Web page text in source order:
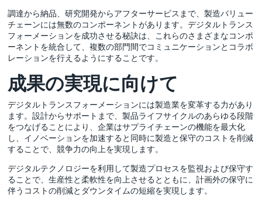
調達から納品、研究開発からアフターサービスまで、製造バリュー
チェーンには無数のコンポーネントがあります。デジタルトランス
フォーメーションを成功させる秘訣は、これらのさまざまなコンポ
ーネントを統合して、複数の部門間でコミュニケーションとコラボ
レーションを行えるようにすることです。
成果の実現に向けて
デジタルトランスフォーメーションには製造業を変革する力があり
ます。設計からサポートまで、製品ライフサイクルのあらゆる段階
をつなげることにより、企業はサプライチェーンの機能を最大化
し、イノベーションを加速すると同時に製造と保守のコストを削減
することで、競争力の向上を実現します。
デジタルテクノロジーを利用して製造プロセスを監視および保守す
ることで、生産性と柔軟性を向上させるとともに、計画外の保守に
伴うコストの削減とダウンタイムの短縮を実現します。